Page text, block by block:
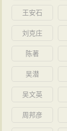
奏慈禧，力请
机要文字，可
樊到任后，在
调任江宁布政
王安石
刘克庄
陈著
吴潜
吴文英
周邦彦